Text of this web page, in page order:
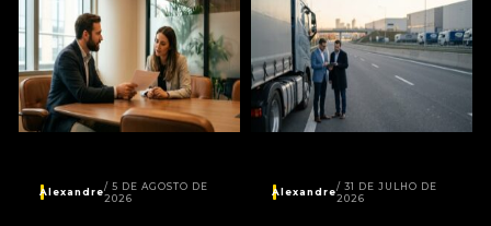
Alexandre 5 DE AGOSTO DE
2026
Alexandre 31 DE JULHO DE
2026